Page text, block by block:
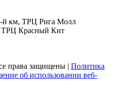
й км, ТРЦ Рига Молл
ТРЦ Красный Кит
права защищены | Политика
об использовании веб-